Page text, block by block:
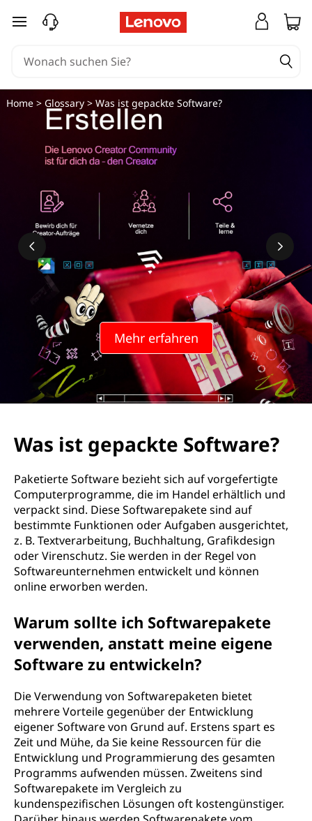
zum Hauptinhalt springen
Mehr erfahren
Home> Glossary> Was ist gepackte Software?
Was ist gepackte Software?
Paketierte Software bezieht sich auf vorgefertigte
Computerprogramme, die im Handel erhältlich und
verpackt sind. Diese Softwarepakete sind auf
bestimmte Funktionen oder Aufgaben ausgerichtet,
z. B. Textverarbeitung, Buchhaltung, Grafikdesign
oder Virenschutz. Sie werden in der Regel von
Softwareunternehmen entwickelt und können
online erworben werden.
Warum sollte ich Softwarepakete
verwenden, anstatt meine eigene
Software zu entwickeln?
Die Verwendung von Softwarepaketen bietet
mehrere Vorteile gegenüber der Entwicklung
eigener Software von Grund auf. Erstens spart es
Zeit und Mühe, da Sie keine Ressourcen für die
Entwicklung und Programmierung des gesamten
Programms aufwenden müssen. Zweitens sind
Softwarepakete im Vergleich zu
kundenspezifischen Lösungen oft kostengünstiger.